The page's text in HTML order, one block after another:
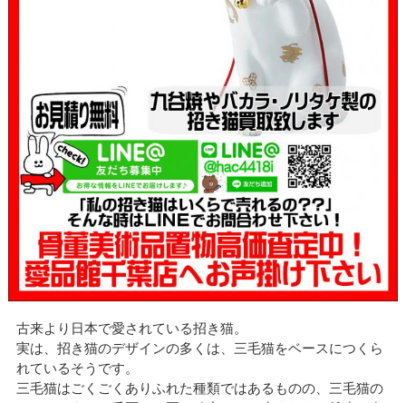
古来より日本で愛されている招き猫。
実は、招き猫のデザインの多くは、三毛猫をベースにつくら
れているそうです。
三毛猫はごくごくありふれた種類ではあるものの、三毛猫の